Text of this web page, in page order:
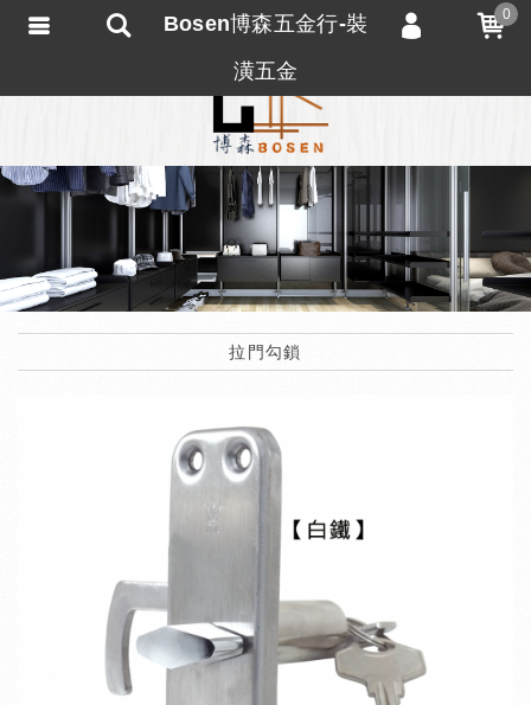
拉門勾鎖
Bosen博森五金行-裝
潢五金
0
會員登入
忘記密碼
訂單查詢
匯款通知